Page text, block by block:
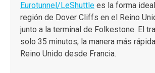
Eurotunnel/LeShuttle es la forma
región de Dover Cliffs en el Reino
junto a la terminal de Folkestone. El
solo 35 minutos, la manera más
Reino Unido desde Francia.